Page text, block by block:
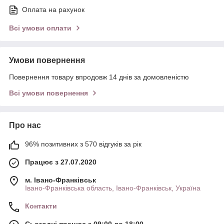
Оплата на рахунок
Всі умови оплати
Умови повернення
Повернення товару впродовж 14 днів за домовленістю
Всі умови повернення
Про нас
96% позитивних з 570 відгуків за рік
Працює з 27.07.2020
м. Івано-Франківськ
Івано-Франківська область, Івано-Франківськ, Україна
Контакти